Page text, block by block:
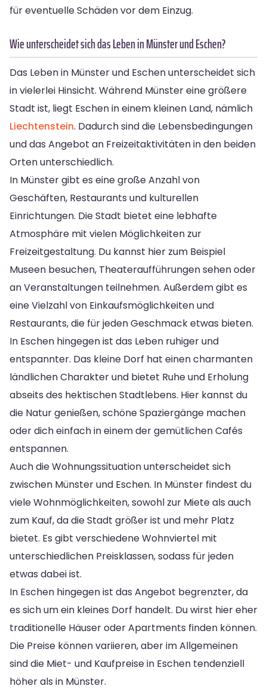
für eventuelle Schäden vor dem Einzug.
Wie unterscheidet sich das Leben in Münster und Eschen?
Das Leben in Münster und Eschen unterscheidet sich
in vielerlei Hinsicht. Während Münster eine größere
Stadt ist, liegt Eschen in einem kleinen Land, nämlich
Liechtenstein. Dadurch sind die Lebensbedingungen
und das Angebot an Freizeitaktivitäten in den beiden
Orten unterschiedlich.
In Münster gibt es eine große Anzahl von
Geschäften, Restaurants und kulturellen
Einrichtungen. Die Stadt bietet eine lebhafte
Atmosphäre mit vielen Möglichkeiten zur
Freizeitgestaltung. Du kannst hier zum Beispiel
Museen besuchen, Theateraufführungen sehen oder
an Veranstaltungen teilnehmen. Außerdem gibt es
eine Vielzahl von Einkaufsmöglichkeiten und
Restaurants, die für jeden Geschmack etwas bieten.
In Eschen hingegen ist das Leben ruhiger und
entspannter. Das kleine Dorf hat einen charmanten
ländlichen Charakter und bietet Ruhe und Erholung
abseits des hektischen Stadtlebens. Hier kannst du
die Natur genießen, schöne Spaziergänge machen
oder dich einfach in einem der gemütlichen Cafés
entspannen.
Auch die Wohnungssituation unterscheidet sich
zwischen Münster und Eschen. In Münster findest du
viele Wohnmöglichkeiten, sowohl zur Miete als auch
zum Kauf, da die Stadt größer ist und mehr Platz
bietet. Es gibt verschiedene Wohnviertel mit
unterschiedlichen Preisklassen, sodass für jeden
etwas dabei ist.
In Eschen hingegen ist das Angebot begrenzter, da
es sich um ein kleines Dorf handelt. Du wirst hier eher
traditionelle Häuser oder Apartments finden können.
Die Preise können variieren, aber im Allgemeinen
sind die Miet- und Kaufpreise in Eschen tendenziell
höher als in Münster.